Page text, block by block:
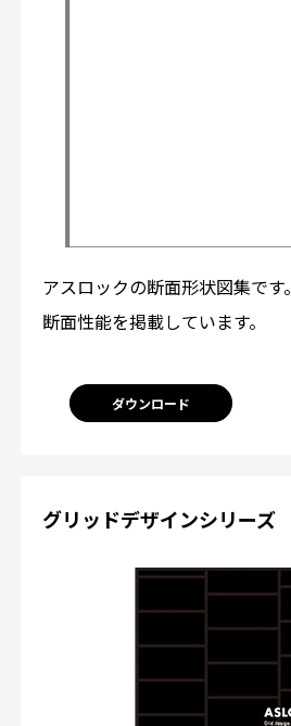
アスロックの断面形状図集です
断面性能を掲載しています。
ダウンロード
グリッドデザインシリーズ